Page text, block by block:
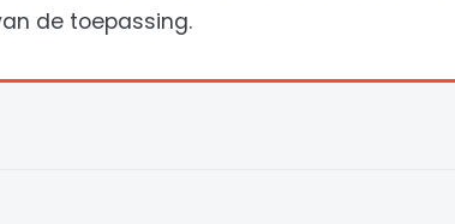
de toepassing.